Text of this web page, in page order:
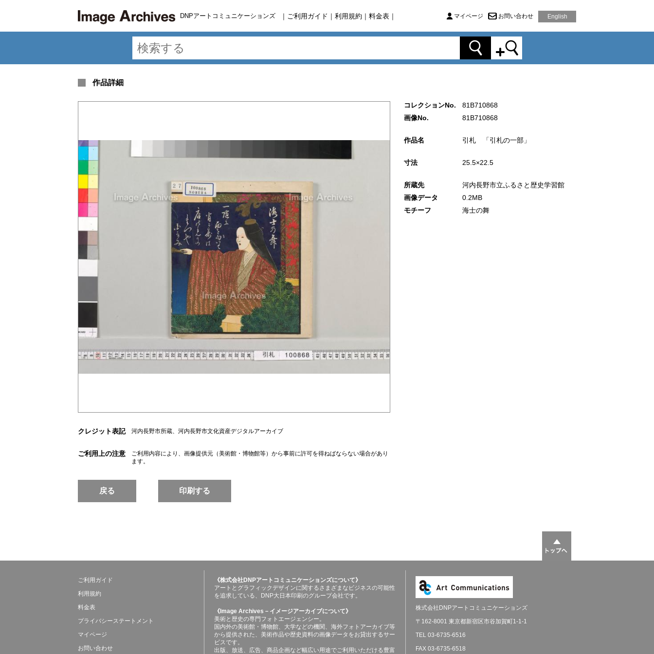
DNPアートコミュニケーションズ ｜ ご利用ガイド ｜ 利用規約 ｜ 料金表 ｜ マイページ お問い合わせ English
作品詳細
クレジット表記 河内長野市所蔵、河内長野市文化資産デジタルアーカイブ
ご利用上の注意
ご利用内容により、画像提供元（美術館・博物館等）から事前に許可を得ねばならない場合があり
ます。
戻る 印刷する
コレクションNo.
81B710868
画像No.
81B710868
作品名 引札 「引札の一部」
寸法 25.5×22.5
所蔵先
河内長野市立ふるさと歴史学習館
画像データ
0.2MB
モチーフ
海士の舞
ご利用ガイド
利用規約
料金表
プライバシーステートメント
マイページ
お問い合わせ
《株式会社DNPアートコミュニケーションズについて》
アートとグラフィックデザインに関するさまざまなビジネスの可能性
を追求している、DNP大日本印刷のグループ会社です。
《Image Archives－イメージアーカイブについて》
美術と歴史の専門フォトエージェンシー。
国内外の美術館・博物館、大学などの機関、海外フォトアーカイブ等
から提供された、美術作品や歴史資料の画像データをお貸出するサー
ビスです。
出版、放送、広告、商品企画など幅広い用途でご利用いただける豊富
株式会社DNPアートコミュニケーションズ
〒162-8001 東京都新宿区市谷加賀町1-1-1
TEL 03-6735-6516
FAX 03-6735-6518